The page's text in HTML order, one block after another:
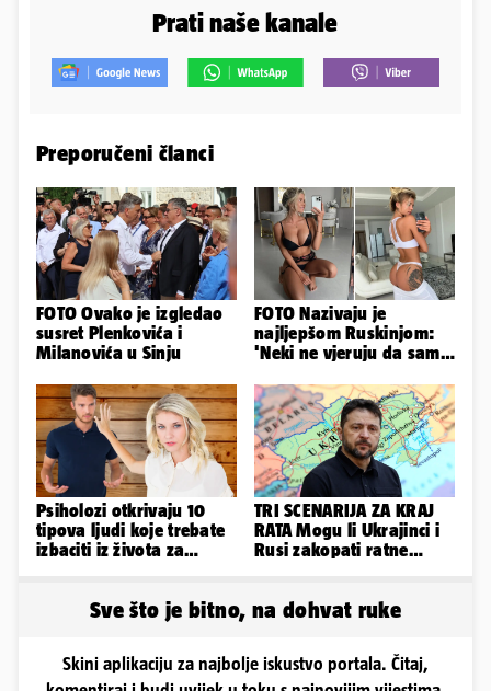
Prati naše kanale
Preporučeni članci
FOTO Ovako je izgledao
susret Plenkovića i
Milanovića u Sinju
FOTO Nazivaju je
najljepšom Ruskinjom:
'Neki ne vjeruju da sam
Psiholozi otkrivaju 10
tipova ljudi koje trebate
izbaciti iz života za
TRI SCENARIJA ZA KRAJ
RATA Mogu li Ukrajinci i
Rusi zakopati ratne
Sve što je bitno, na dohvat ruke
Skini aplikaciju za najbolje iskustvo portala. Čitaj,